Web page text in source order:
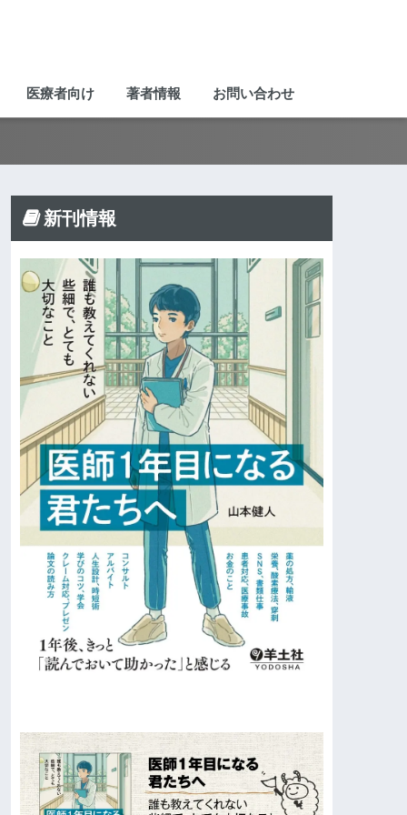
医療者向け 著者情報 お問い合わせ
新刊情報